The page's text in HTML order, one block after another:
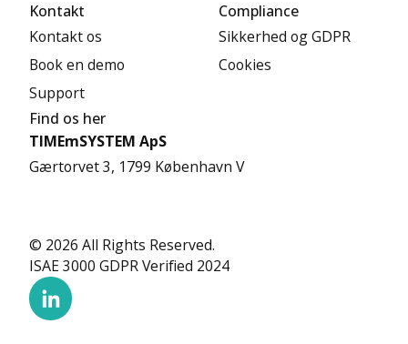
Kontakt
Kontakt os
Book en demo
Support
Compliance
Sikkerhed og GDPR
Cookies
Find os her
TIMEmSYSTEM ApS
Gærtorvet 3, 1799 København V
© 2026 All Rights Reserved.
ISAE 3000 GDPR Verified 2024